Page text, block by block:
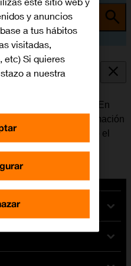
en la guía del móvil. En
varios tipos de información
correo electrónico o el
y anuncios
a tus hábitos
visitadas,
etc) Si quieres
a nuestra